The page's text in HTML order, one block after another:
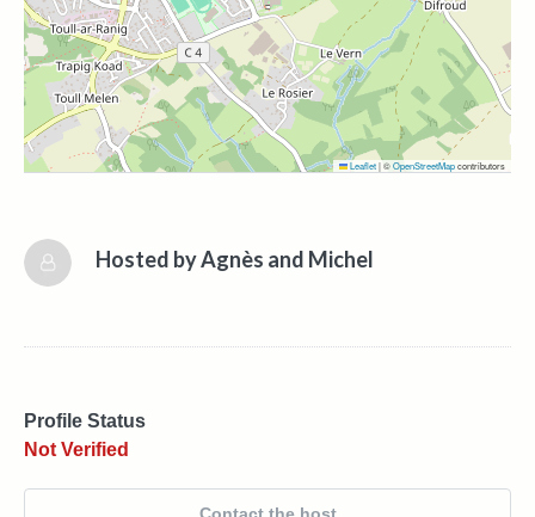
Leaflet|©OpenStreetMapcontributors
Hosted byAgnès and Michel
Profile Status
Not Verified